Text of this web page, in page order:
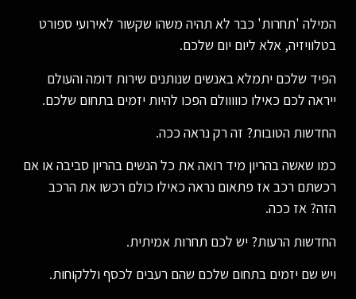
המילה 'תחרות' כבר לא תהיה משהו שקשור לאירועי ספורט
בטלוויזיה, אלא ליום יום שלכם.
הפיד שלכם יתמלא באנשים שנותנים שירות דומה והעולם
ייראה לכם כאילו כווווולם הפכו להיות יזמים בתחום שלכם.
החדשות הטובות? זה רק נראה ככה.
כמו שאשה בהריון מיד רואה את כל הנשים בהריון סביבה או אם
רכשתם רכב אז פתאום נראה כאילו כולם רכשו את הרכב
הזה? אז ככה.
החדשות הרעות? יש לכם תחרות אמיתית.
ויש שם יזמים בתחום שלכם שהם רעבים לכסף וללקוחות.